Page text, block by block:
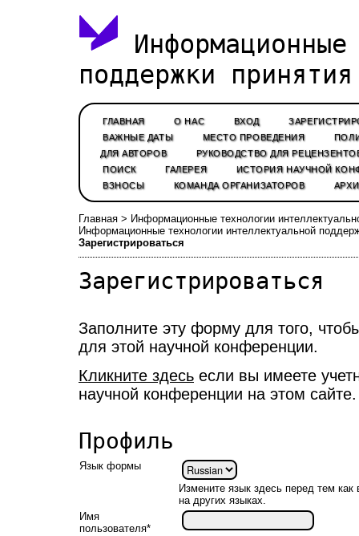
поддержки
ГЛАВНАЯ О НАС ВХОД
ВАЖНЫЕ ДАТЫ
МЕСТО ПРОВЕДЕНИЯ
ДЛЯ АВТОРОВ
РУКОВОДСТВО ДЛЯ
ПОИСК
ГАЛЕРЕЯ
ИСТОРИЯ НАУЧНОЙ
ВЗНОСЫ
КОМАНДА ОРГАНИЗАТОРОВ
Главная > Информационные технологии
Информационные технологии интеллектуальной
Зарегистрироваться
Зарегистрироваться
Заполните эту форму для того,
для этой научной конференции.
Кликните здесь если вы имеете
научной конференции на этом сайте.
Профиль
Язык формы
Измените язык здесь перед тем
на других языках.
Имя
пользователя*